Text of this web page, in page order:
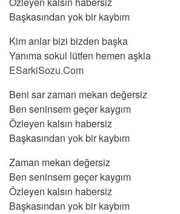
Başkasından yok bir kaybım
Kim anlar bizi bizden başka
Yanıma sokul lütfen hemen aşkla
ESarkiSozu.Com
Beni sar zaman mekan değersiz
Ben seninsem geçer kaygım
Özleyen kalsın habersiz
Başkasından yok bir kaybım
Zaman mekan değersiz
Ben seninsem geçer kaygım
Özleyen kalsın habersiz
Başkasından yok bir kaybım